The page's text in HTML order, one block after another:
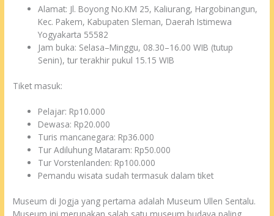
Alamat: Jl. Boyong No.KM 25, Kaliurang, Hargobinangun,
Kec. Pakem, Kabupaten Sleman, Daerah Istimewa
Yogyakarta 55582
Jam buka: Selasa–Minggu, 08.30–16.00 WIB (tutup
Senin), tur terakhir pukul 15.15 WIB
Tiket masuk:
Pelajar: Rp10.000
Dewasa: Rp20.000
Turis mancanegara: Rp36.000
Tur Adiluhung Mataram: Rp50.000
Tur Vorstenlanden: Rp100.000
Pemandu wisata sudah termasuk dalam tiket
Museum di Jogja yang pertama adalah Museum Ullen Sentalu.